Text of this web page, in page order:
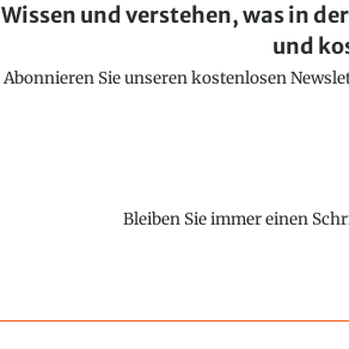
Wissen und verstehen, was in
und
Abonnieren Sie unseren kostenlosen
Bleiben Sie immer einen